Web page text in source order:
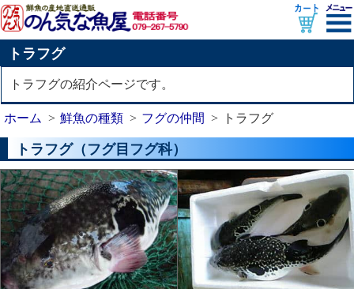
トラフグ
トラフグの紹介ページです。
ホーム 鮮魚の種類 フグの仲間 トラフグ
トラフグ（フグ目フグ科）